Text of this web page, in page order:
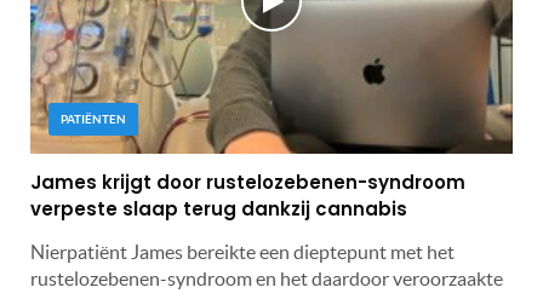
PATIËNTEN
James krijgt door rustelozebenen-syndroom
verpeste slaap terug dankzij cannabis
Nierpatiënt James bereikte een dieptepunt met het
rustelozebenen-syndroom en het daardoor veroorzaakte